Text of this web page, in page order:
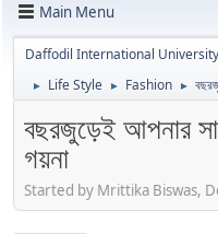
Main Menu
Daffodil International University
► Life Style ► Fashion ►
বছরজুড়েই আপনার
গয়না
Started by Mrittika Biswas,